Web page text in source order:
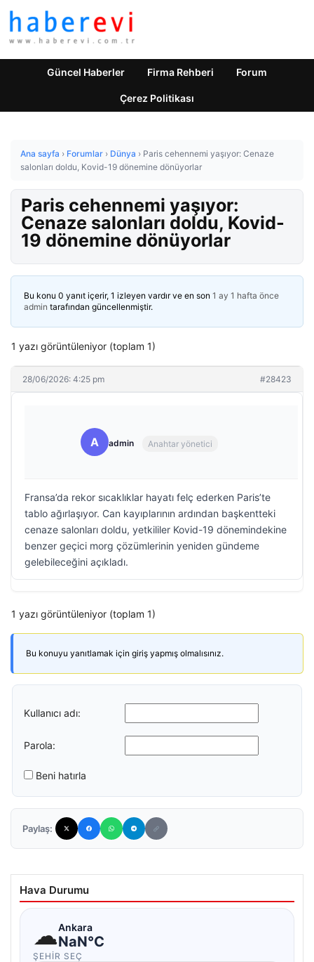
Güncel Haberler Firma Rehberi Forum
Çerez Politikası
Ana sayfa › Forumlar › Dünya › Paris cehennemi yaşıyor: Cenaze
salonları doldu, Kovid-19 dönemine dönüyorlar
Paris cehennemi yaşıyor:
Cenaze salonları doldu, Kovid-
19 dönemine dönüyorlar
Bu konu 0 yanıt içerir, 1 izleyen vardır ve en son 1 ay 1 hafta önce
admin tarafından güncellenmiştir.
1 yazı görüntüleniyor (toplam 1)
28/06/2026: 4:25 pm #28423
A admin Anahtar yönetici
Fransa’da rekor sıcaklıklar hayatı felç ederken Paris’te
tablo ağırlaşıyor. Can kayıplarının ardından başkentteki
cenaze salonları doldu, yetkililer Kovid-19 dönemindekine
benzer geçici morg çözümlerinin yeniden gündeme
gelebileceğini açıkladı.
1 yazı görüntüleniyor (toplam 1)
Bu konuyu yanıtlamak için giriş yapmış olmalısınız.
Kullanıcı adı:
Parola:
Beni hatırla
Paylaş:
Hava Durumu
☁Ankara
NaN°C
ŞEHIR SEÇ